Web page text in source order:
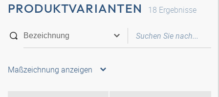
PRODUKTVARIANTEN 18 Ergebnisse
Maßzeichnung anzeigen